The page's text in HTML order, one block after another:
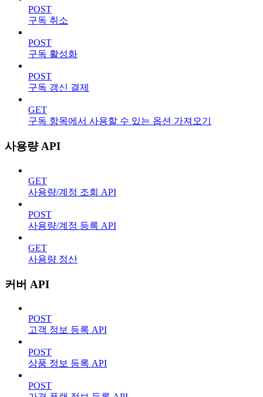
POST
구독 취소
POST
구독 활성화
POST
구독 갱신 결제
GET
구독 항목에서 사용할 수 있는 옵션 가져오기
사용량 API
GET
사용량/계정 조회 API
POST
사용량/계정 등록 API
GET
사용량 정산
커버 API
POST
고객 정보 등록 API
POST
상품 정보 등록 API
POST